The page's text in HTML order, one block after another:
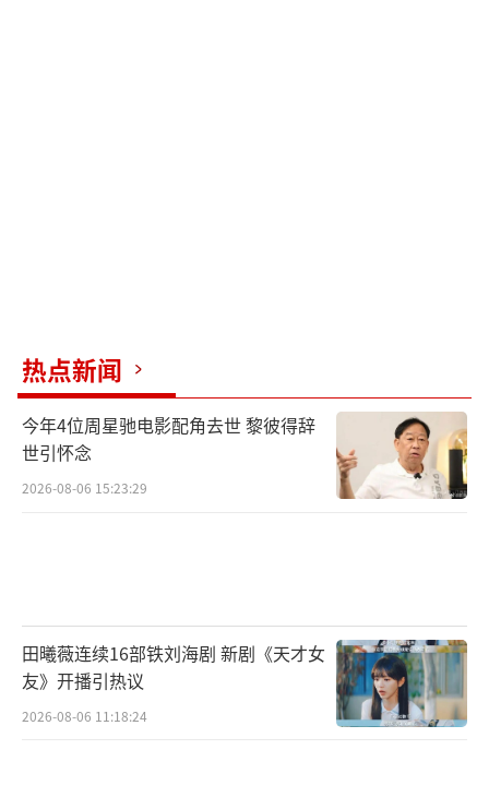
热点新闻
今年4位周星驰电影配角去世 黎彼得辞
世引怀念
2026-08-06 15:23:29
田曦薇连续16部铁刘海剧 新剧《天才女
友》开播引热议
2026-08-06 11:18:24